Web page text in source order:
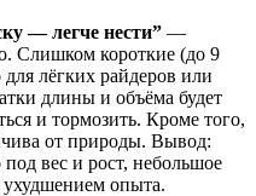
— легче нести” —
Слишком короткие (до 9
лёгких райдеров или
длины и объёма будет
и тормозить. Кроме того,
от природы. Вывод:
вес и рост, небольшое
ухудшением опыта.